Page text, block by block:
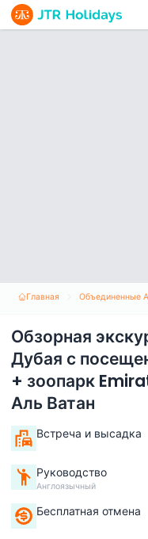
Главная
Обзорная
Дубая с
+ зоопарк
Аль Ватан
Встреча и высадка
Руководство
Англоязычный
Бесплатная отмена